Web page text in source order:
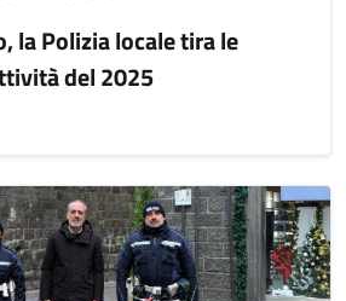
la Polizia locale tira le
del 2025